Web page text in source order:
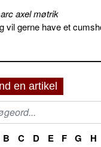
axel møtrik
vil gerne have et
en artikel
B C D E F G H